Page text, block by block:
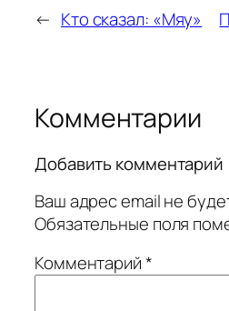
← Кто сказал: «Мяу»
Комментарии
Добавить комментарий
Ваш адрес email не
Обязательные поля
Комментарий*